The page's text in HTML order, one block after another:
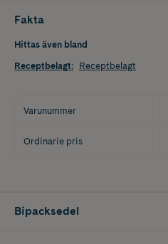
Fakta
Hittas även bland
Receptbelagt: Receptbelagt
Varunummer
Ordinarie pris
Bipacksedel